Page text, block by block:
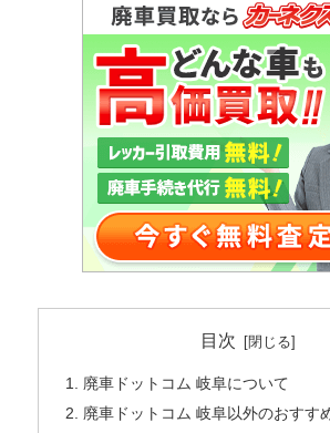
目次
廃車ドットコム 岐阜について
廃車ドットコム 岐阜以外のおすす